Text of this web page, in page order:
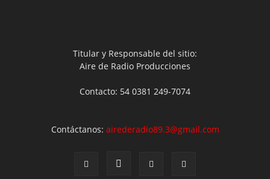
Titular y Responsable del sitio:
Aire de Radio Producciones
Contacto: 54 0381 249-7074
Contáctanos: airederadio89.3@gmail.com